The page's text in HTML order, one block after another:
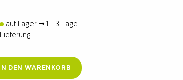
auf Lager
1 - 3 Tage
Lieferung
IN DEN WARENKORB